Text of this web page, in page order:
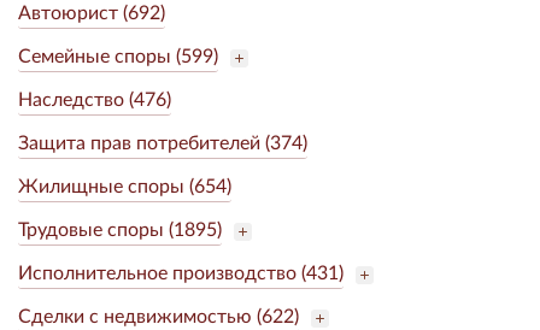
Автоюрист (692)
Семейные споры (599)
Наследство (476)
Защита прав потребителей (374)
Жилищные споры (654)
Трудовые споры (1895)
Исполнительное производство (431)
Сделки с недвижимостью (622)